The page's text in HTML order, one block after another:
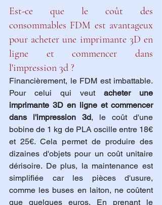
Est-ce que le coût des
consommables FDM est avantageux
pour acheter une imprimante 3D en
ligne et commencer dans
l'impression 3d ?
Financièrement, le FDM est imbattable.
Pour celui qui veut acheter une
imprimante 3D en ligne et commencer
dans l'impression 3d, le coût d'une
bobine de 1 kg de PLA oscille entre 18€
et 25€. Cela permet de produire des
dizaines d'objets pour un coût unitaire
dérisoire. De plus, la maintenance est
simplifiée car les pièces d'usure,
comme les buses en laiton, ne coûtent
que quelques euros. En prenant le